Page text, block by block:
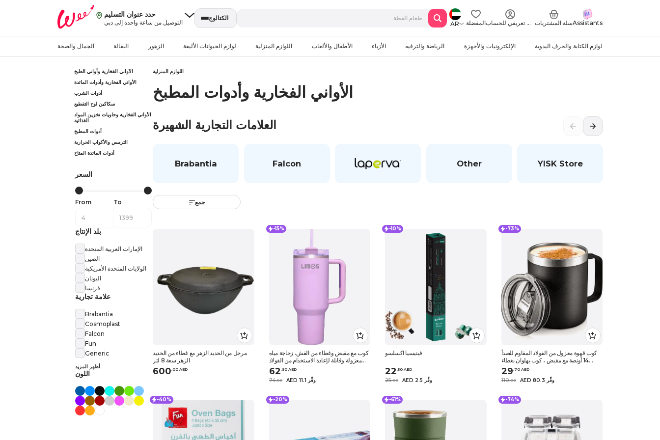
حدد عنوان التسليم
التوصيل من ساعة واحدة إلى دبي
الكتالوج
AR
المفضلة ملف تعريفي للحساب سلة المشترياتAssistants
الجمال والصحة البقالة الزهور لوازم الحيوانات الأليفة اللوازم المنزلية الأطفال والألعاب الأزياء الرياضة والترفيه الإلكترونيات والأجهزة لوازم الكتابة والحرف اليدوية
اللوازم المنزلية
الأواني الفخارية وأدوات المطبخ
العلامات التجارية الشهيرة
Brabantia Falcon Other YISK Store
جمع
مرجل من الحديد الزهر مع غطاء من الحديد
الزهر سعة 8 لتر
600.00 AED
-15%
كوب مع مقبض وغطاء من القش، زجاجة مياه
معزولة وقابلة لإعادة الاستخدام من الفولاذ
المقاوم للصدأ - 40 أونصة
62.90 AED
74.00 AED 11.1 وفِّر
-10%
فينيسيا اكسلسو
22.50 AED
25.00 AED 2.5 وفِّر
-73%
كوب قهوة معزول من الفولاذ المقاوم للصدأ
14 أونصة مع مقبض ، كوب بهلوان بغطاء
منزلق ، كوب سفر مزدوج الجدار
29.70 AED
110.00 AED 80.3 وفِّر
-40% -20% -61% -74%
الأواني الفخارية وأواني الطبخ
الأواني الفخارية وأدوات المائدة
أدوات الشرب
سكاكين لوح التقطيع
الأواني الفخارية وحاويات تخزين المواد
الغذائية
أدوات المطبخ
الترمس والأكواب الحرارية
أدوات المائدة المتاح
السعر
From To
بلد الإنتاج
الإمارات العربية المتحدة
الصين
الولايات المتحدة الأمريكية
اليونان
فرنسا
علامة تجارية
Brabantia
Cosmoplast
Falcon
Fun
Generic
أظهر المزيد
اللون